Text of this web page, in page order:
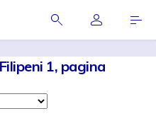
1, pagina